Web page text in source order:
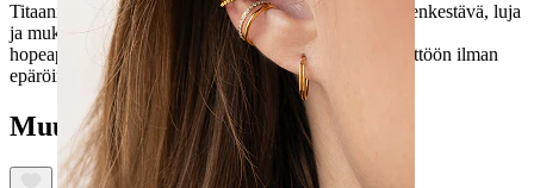
Titaanista valmistettu koru on hypoallergeeninen, vedenkestävä, luja
ja mukava päivittäisessä käytössä. Saatavilla kulta- tai
hopeapäällysteisenä, tämä on koru, jonka nappaat käyttöön ilman
epäröintiä.
Muut ostivat myös